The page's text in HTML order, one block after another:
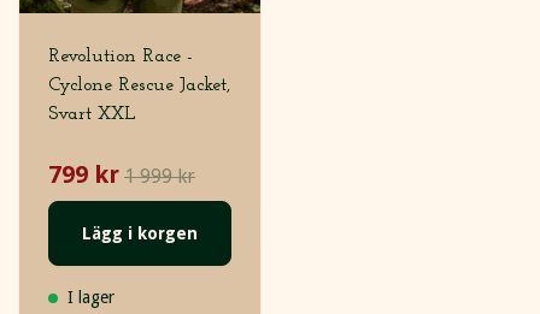
Revolution Race -
Cyclone Rescue Jacket,
Svart XXL
799 kr 1 999 kr
Lägg i korgen
I lager